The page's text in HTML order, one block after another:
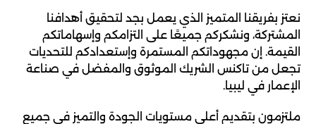
نعتز بفريقنا المتميز الذي يعمل بجد لتحقيق أهدافنا
المشتركة، ونشكركم جميعًا على التزامكم وإسهاماتكم
القيمة. إن مجهوداتكم المستمرة وإستعدادكم للتحديات
تجعل من تاكنس الشريك الموثوق والمفضل في صناعة
الإعمار في ليبيا.
ملتزمون بتقديم أعلى مستويات الجودة والتميز في جميع